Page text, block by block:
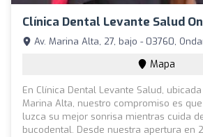
Clínica Dental Levante Salud
Av. Marina Alta, 27, bajo - 03760,
Mapa
En Clínica Dental Levante Salud,
Marina Alta, nuestro compromiso es
luzca su mejor sonrisa mientras cuida
bucodental. Desde nuestra apertura en